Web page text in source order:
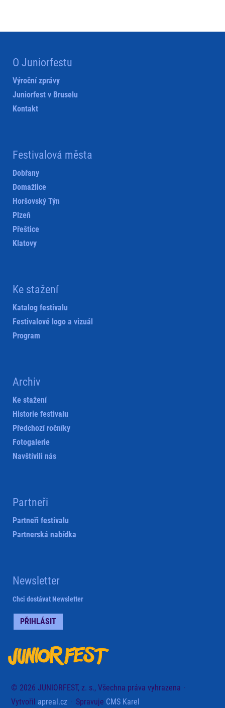
O Juniorfestu
Výroční zprávy
Juniorfest v Bruselu
Kontakt
Festivalová města
Dobřany
Domažlice
Horšovský Týn
Plzeň
Přeštice
Klatovy
Ke stažení
Katalog festivalu
Festivalové logo a vizuál
Program
Archiv
Ke stažení
Historie festivalu
Předchozí ročníky
Fotogalerie
Navštívili nás
Partneři
Partneři festivalu
Partnerská nabídka
Newsletter
Chci dostávat Newsletter
PŘIHLÁSIT
© 2026 JUNIORFEST, z. s., Všechna práva vyhrazena
Vytvořil apreal.cz Spravuje CMS Karel